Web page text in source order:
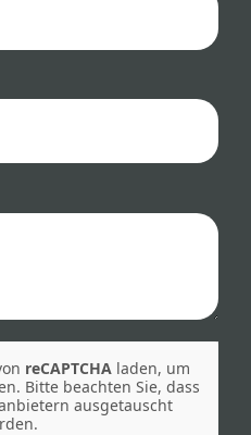
reCAPTCHA laden, um
Bitte beachten Sie, dass
ausgetauscht